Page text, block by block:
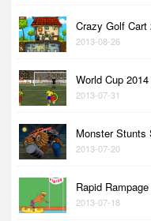
Crazy Golf Cart
2013-08-26
World Cup 2014
2013-07-31
Monster Stunts
2013-07-20
Rapid Rampage
2013-07-18